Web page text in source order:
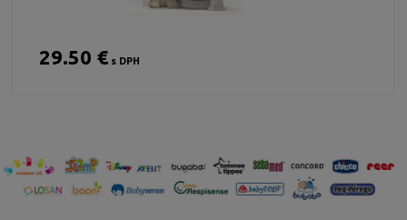
29.50 €s DPH